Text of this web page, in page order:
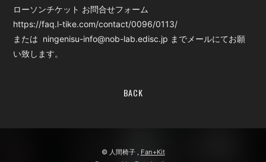
ローソンチケット お問合せフォーム
https://faq.l-tike.com/contact/0096/0113/
または ningenisu-info@nob-lab.edisc.jp までメールにてお願
い致します。
BACK
© 人間椅子 , Fan+Kit